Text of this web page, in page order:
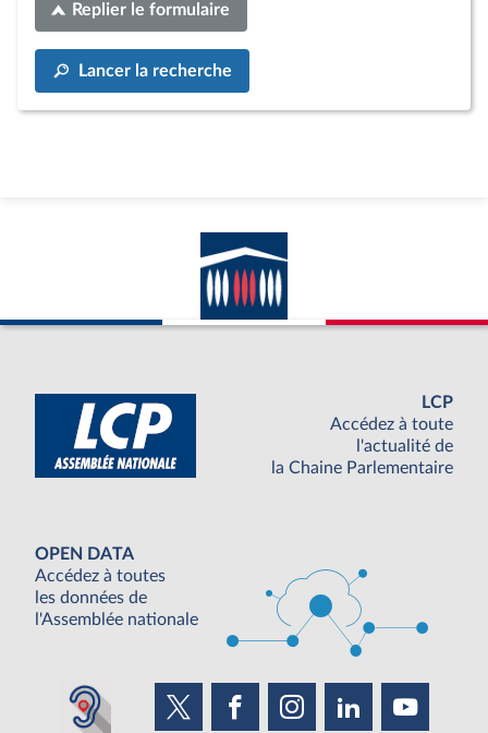
Replier le formulaire
Lancer la recherche
LCP
Accédez à toute
l'actualité de
la Chaine Parlementaire
OPEN DATA
Accédez à toutes
les données de
l'Assemblée nationale